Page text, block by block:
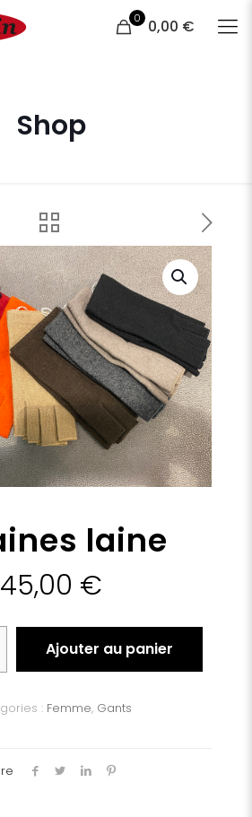
0 0,00 €
Shop
laine
45,00 €
Ajouter au panier
: Femme, Gants